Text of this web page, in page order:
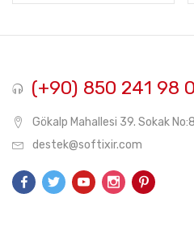
(+90) 850 241 98
Gökalp Mahallesi 39. Sokak
destek@softixir.com